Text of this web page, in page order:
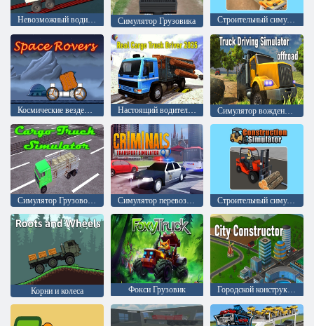
Невозможный водитель грузовика 2025 Симулятор Грузовика Строительный симулятор Лёгкий
Космические вездеходы Настоящий водитель грузовика 2025 Симулятор вождения грузовика по бездорожью
Симулятор Грузового Автомобиля Симулятор перевозки преступников Строительный симулятор
Корни и колеса Фокси Грузовик Городской конструктор